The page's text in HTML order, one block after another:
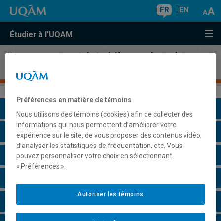
FR EN
Étudier à l'UQAM
Programme court de troisième cycle sur les
usages pédagogiques du numérique
Conditions d'admission
Cours à suivre et horaires
Préférences en matière de témoins
Nous utilisons des témoins (cookies) afin de collecter des
informations qui nous permettent d’améliorer votre
expérience sur le site, de vous proposer des contenus vidéo,
d’analyser les statistiques de fréquentation, etc. Vous
pouvez personnaliser votre choix en sélectionnant
« Préférences ».
Autoriser les témoins